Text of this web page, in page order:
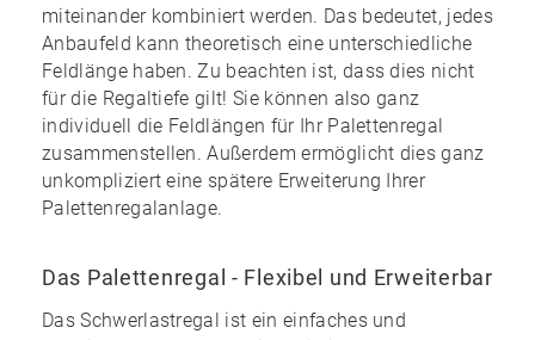
miteinander kombiniert werden. Das bedeutet, jedes
Anbaufeld kann theoretisch eine unterschiedliche
Feldlänge haben. Zu beachten ist, dass dies nicht
für die Regaltiefe gilt! Sie können also ganz
individuell die Feldlängen für Ihr Palettenregal
zusammenstellen. Außerdem ermöglicht dies ganz
unkompliziert eine spätere Erweiterung Ihrer
Palettenregalanlage.
Das Palettenregal - Flexibel und Erweiterbar
Das Schwerlastregal ist ein einfaches und